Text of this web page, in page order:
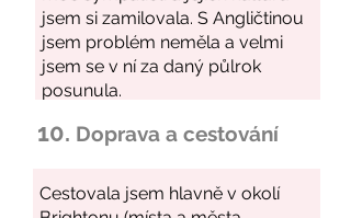
10. Doprava a cestování